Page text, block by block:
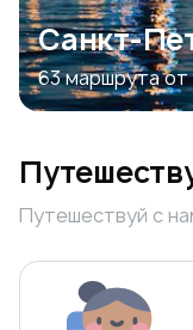
Санкт-
63 маршрутаот
Путешествуй с